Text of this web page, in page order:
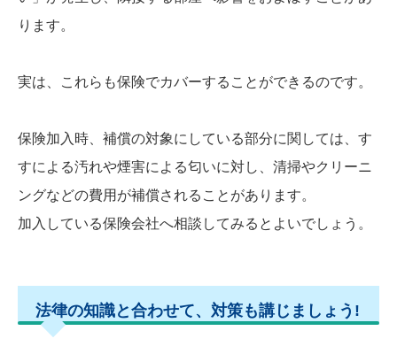
ります。
実は、これらも保険でカバーすることができるのです。
保険加入時、補償の対象にしている部分に関しては、す
すによる汚れや煙害による匂いに対し、清掃やクリーニ
ングなどの費用が補償されることがあります。
加入している保険会社へ相談してみるとよいでしょう。
法律の知識と合わせて、対策も講じましょう!